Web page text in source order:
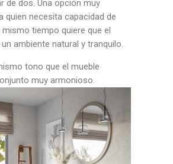
de dos. Una opción muy
quien necesita capacidad de
mismo tiempo quiere que el
ambiente natural y tranquilo.
tono que el mueble
muy armonioso.